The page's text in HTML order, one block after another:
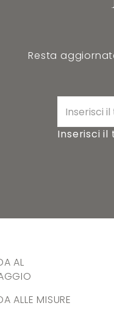
Resta
Inserisci il
AL
ALLE MISURE